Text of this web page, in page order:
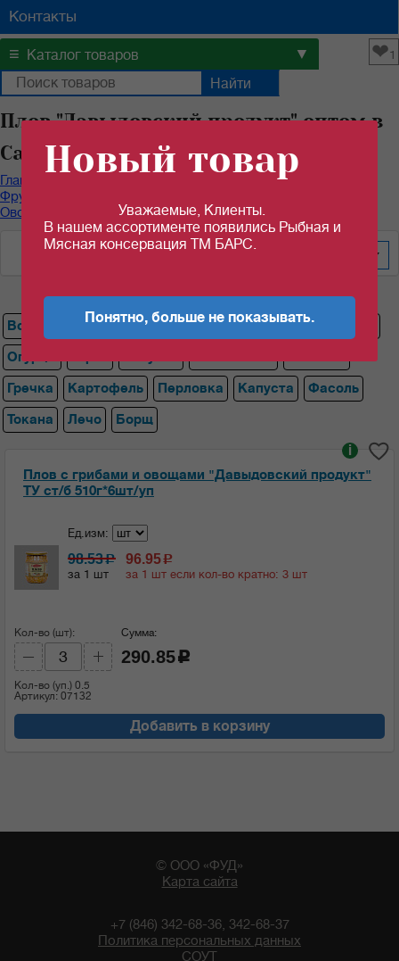
Контакты
≡ Каталог товаров ▼ ❤1
Плов "Давыдовский продукт" оптом в
Самаре
Главная
Фруктово-Овощная консервация, закуски
Овощная консервация ТМ "Давыдовский продукт"
Все Суп Щи Плов Рагу Нектар
Огурцы
Гречка
Картофель Перловка Капуста
Фасоль
Токана
Лечо Борщ
Плов с грибами и овощами "Давыдовский продукт"
ТУ ст/б 510г*6шт/уп
i
Ед.изм:
98.53c
за 1 шт
96.95c
за 1 шт если кол-во кратно: 3 шт
Кол-во (шт):
Кол-во (уп.) 0.5
Артикул: 07132
Сумма:
290.85 c
Добавить в корзину
© ООО «ФУД»
Карта сайта
+7 (846) 342-68-36, 342-68-37
Политика персональных данных
СОУТ
Новый товар
Уважаемые, Клиенты.
В нашем ассортименте появились Рыбная и
Мясная консервация ТМ БАРС.
Понятно, больше не показывать.